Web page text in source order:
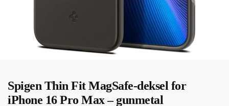
Spigen Thin Fit MagSafe-deksel for
iPhone 16 Pro Max – gunmetal